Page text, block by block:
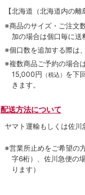
【北海道（北海道内の
※商品のサイズ・ご注文
加の場合は個口毎に送
※個口数を追加する際は
※複数商品ご予約の場合
15,000円 （税込） を下
きます。
配送方法について
ヤマト運輸もしくは佐川
※営業所止めをご希望の
字6桁）、佐川急便の
ります）